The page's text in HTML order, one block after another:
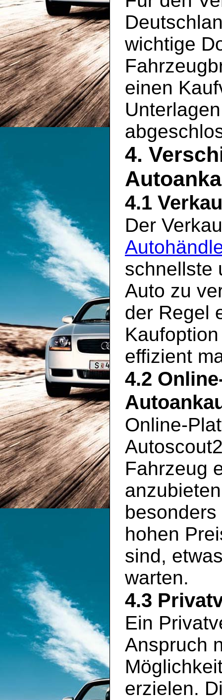
wichtige
einen
4.
4.1
Der
schnellste
Auto zu
der Regel
effizient
4.2
Online-
Fahrzeug
hohen
sind,
warten.
4.3
Ein
Anspruch
erzielen.